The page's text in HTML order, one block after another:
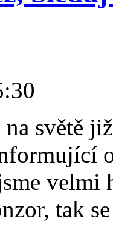
světě
tak